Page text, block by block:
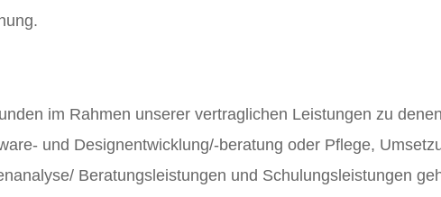
im Rahmen unserer vertraglichen Leistungen zu
und Designentwicklung/-beratung oder Pflege,
Beratungsleistungen und Schulungsleistungen